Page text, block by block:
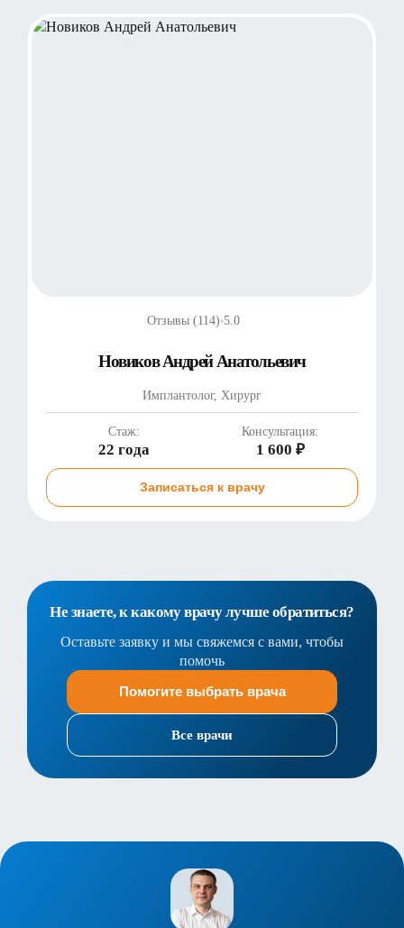
Отзывы (114) 5.0
Новиков Андрей Анатольевич
Имплантолог, Хирург
Стаж:
22 года
Консультация:
1 600 ₽
Записаться к врачу
Не знаете, к какому врачу лучше обратиться?
Оставьте заявку и мы свяжемся с вами, чтобы
помочь
Помогите выбрать врача
Все врачи